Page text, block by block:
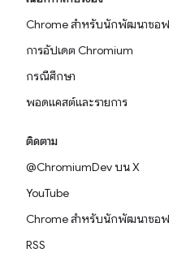
Chrome สำหรับนักพัฒนาซอ
การอัปเดต Chromium
กรณีศึกษา
พอดแคสต์และรายการ
ติดตาม
@ChromiumDev บน X
YouTube
Chrome สำหรับนักพัฒนาซอ
RSS